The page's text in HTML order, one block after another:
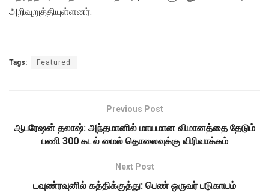
அறிவுறுத்தியுள்ளனர்.
Tags: Featured
Previous Post
ஆபரேஷன் தலாஷ்: அந்தமானில் மாயமான விமானத்தை தேடும்
பணி 300 கடல் மைல் தொலைவுக்கு விரிவாக்கம்
Next Post
டவுண்ரவுனில் கத்திக்குத்து: பெண் ஒருவர் படுகாயம்